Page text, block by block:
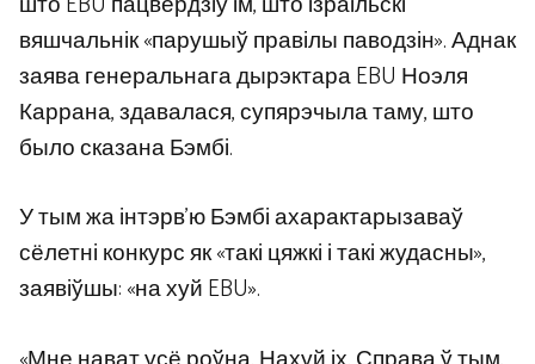
вяшчальнік «парушыў правілы паводзін». Аднак
заява генеральнага дырэктара EBU Ноэля
Каррана, здавалася, супярэчыла таму, што
было сказана Бэмбі.
У тым жа інтэрв'ю Бэмбі ахарактарызаваў
сёлетні конкурс як «такі цяжкі і такі жудасны»,
заявіўшы: «на хуй EBU».